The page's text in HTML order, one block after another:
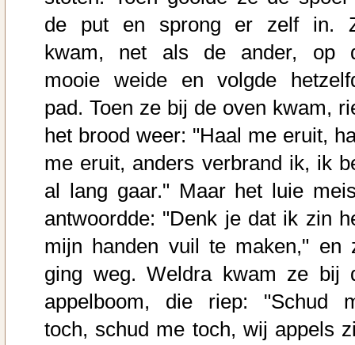
de put en sprong er zelf in.
kwam, net als de ander, op
mooie weide en volgde
pad. Toen ze bij de oven kwam,
het brood weer: "Haal me eruit,
me eruit, anders verbrand ik, ik
al lang gaar." Maar het luie
antwoordde: "Denk je dat ik zin
mijn handen vuil te maken," en
ging weg. Weldra kwam ze bij
appelboom, die riep: "Schud
toch, schud me toch, wij appels